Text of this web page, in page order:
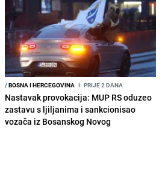
/BOSNA I HERCEGOVINA I PRIJE 2 DANA
Nastavak provokacija: MUP RS oduzeo
zastavu s ljiljanima i sankcionisao
vozača iz Bosanskog Novog